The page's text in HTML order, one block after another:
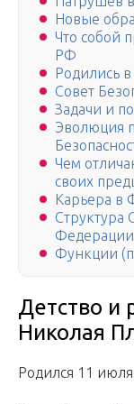
Новые
Что собой
РФ
Родились
Совет
Задачи и
Эволюция
Чем
своих
Карьера в
Структура
Федерации
Функции
Детство и
Николая
Родился 11